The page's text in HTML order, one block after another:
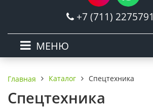
+7 (711) 2275791
МЕНЮ
Главная Каталог Спецтехника
Спецтехника